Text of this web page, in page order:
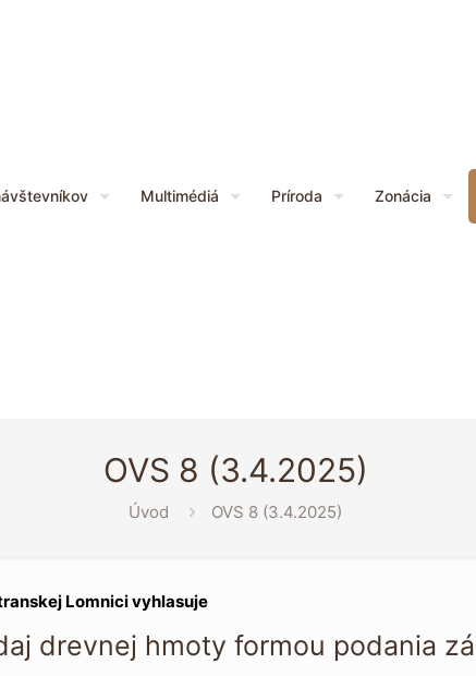
Multimédiá Príroda Zonácia
OVS 8 (3.4.2025)
Úvod OVS 8 (3.4.2025)
Lomnici vyhlasuje
drevnej hmoty formou podania